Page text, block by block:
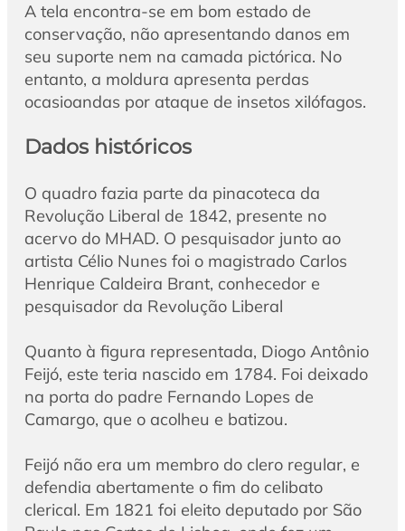
A tela encontra-se em bom estado de
conservação, não apresentando danos em
seu suporte nem na camada pictórica. No
entanto, a moldura apresenta perdas
ocasioandas por ataque de insetos xilófagos.
Dados históricos
O quadro fazia parte da pinacoteca da
Revolução Liberal de 1842, presente no
acervo do MHAD. O pesquisador junto ao
artista Célio Nunes foi o magistrado Carlos
Henrique Caldeira Brant, conhecedor e
pesquisador da Revolução Liberal
Quanto à figura representada, Diogo Antônio
Feijó, este teria nascido em 1784. Foi deixado
na porta do padre Fernando Lopes de
Camargo, que o acolheu e batizou.
Feijó não era um membro do clero regular, e
defendia abertamente o fim do celibato
clerical. Em 1821 foi eleito deputado por São